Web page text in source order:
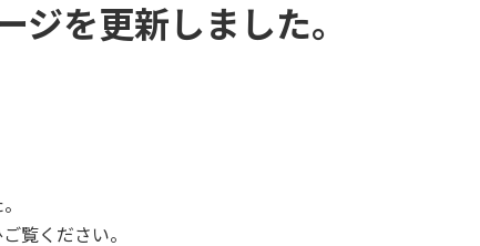
ジを更新しました。
覧ください。